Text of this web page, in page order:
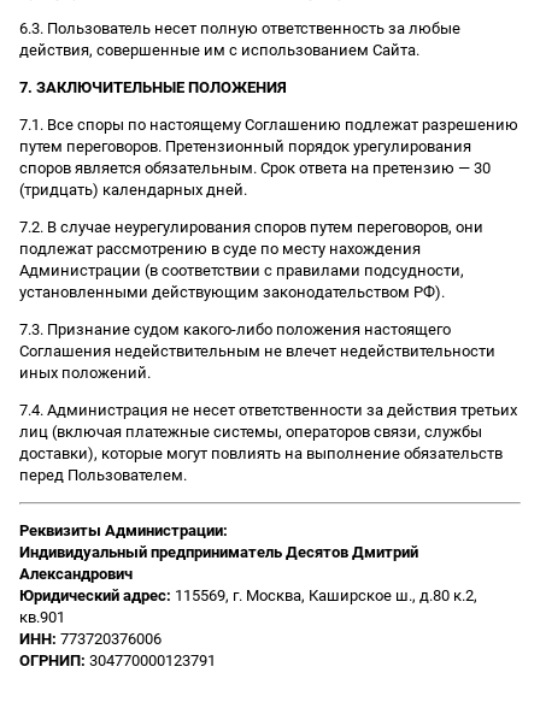
6.3. Пользователь несет полную ответственность за любые
действия, совершенные им с использованием Сайта.
7. ЗАКЛЮЧИТЕЛЬНЫЕ ПОЛОЖЕНИЯ
7.1. Все споры по настоящему Соглашению подлежат разрешению
путем переговоров. Претензионный порядок урегулирования
споров является обязательным. Срок ответа на претензию — 30
(тридцать) календарных дней.
7.2. В случае неурегулирования споров путем переговоров, они
подлежат рассмотрению в суде по месту нахождения
Администрации (в соответствии с правилами подсудности,
установленными действующим законодательством РФ).
7.3. Признание судом какого-либо положения настоящего
Соглашения недействительным не влечет недействительности
иных положений.
7.4. Администрация не несет ответственности за действия третьих
лиц (включая платежные системы, операторов связи, службы
доставки), которые могут повлиять на выполнение обязательств
перед Пользователем.
Реквизиты Администрации:
Индивидуальный предприниматель Десятов Дмитрий
Александрович
Юридический адрес: 115569, г. Москва, Каширское ш., д.80 к.2,
кв.901
ИНН: 773720376006
ОГРНИП: 304770000123791